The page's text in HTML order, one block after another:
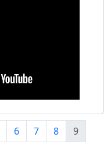
6 7 8
9